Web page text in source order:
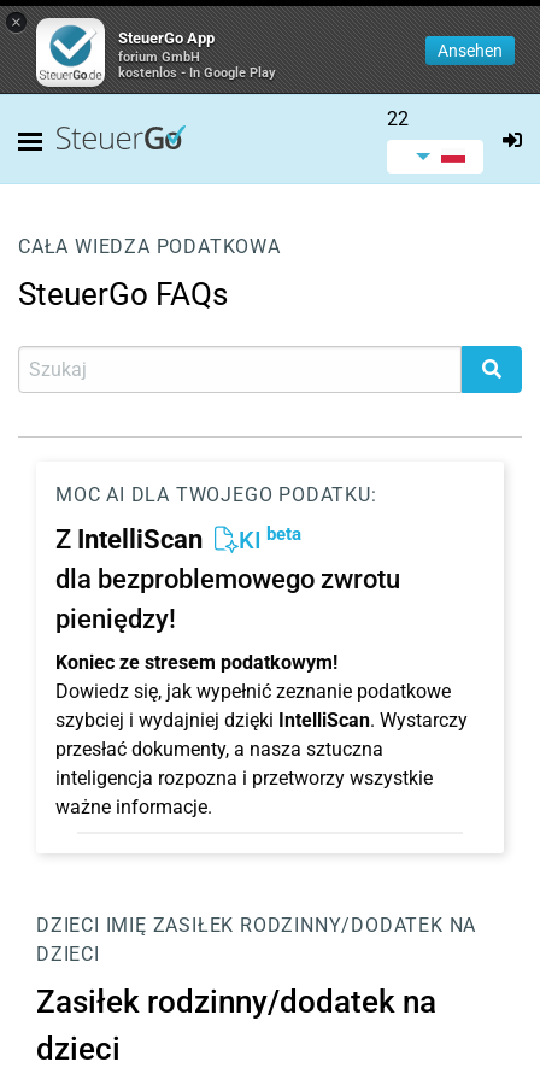
×
SteuerGo App
forium GmbH
kostenlos - In Google Play
Ansehen
22
CAŁA WIEDZA PODATKOWA
SteuerGo FAQs
MOC AI DLA TWOJEGO PODATKU:
Z IntelliScan KI beta
dla bezproblemowego zwrotu
pieniędzy!
Koniec ze stresem podatkowym!
Dowiedz się, jak wypełnić zeznanie podatkowe
szybciej i wydajniej dzięki IntelliScan. Wystarczy
przesłać dokumenty, a nasza sztuczna
inteligencja rozpozna i przetworzy wszystkie
ważne informacje.
DZIECI IMIĘ ZASIŁEK RODZINNY/DODATEK NA
DZIECI
Zasiłek rodzinny/dodatek na
dzieci